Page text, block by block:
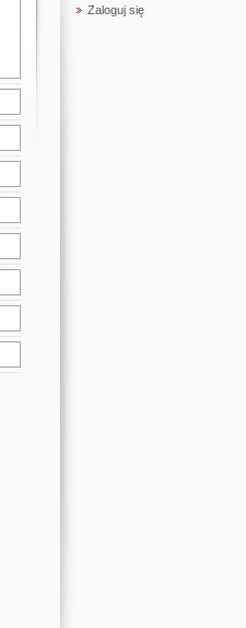
Zaloguj się